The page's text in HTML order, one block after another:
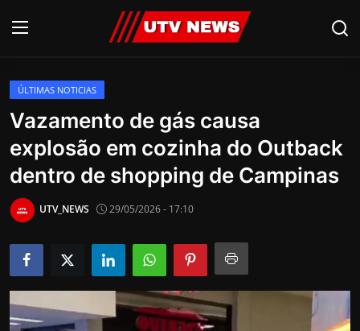
AO VIVO
PIRACICABA
CAMPINAS
LIMEIRA
ESPIRITO SANTO
Economia
ÚLTIMAS NOTICIAS
Vazamento de gás causa
explosão em cozinha do Outback
dentro de shopping de Campinas
UTV_NEWS 29/05/2026 - 17:10